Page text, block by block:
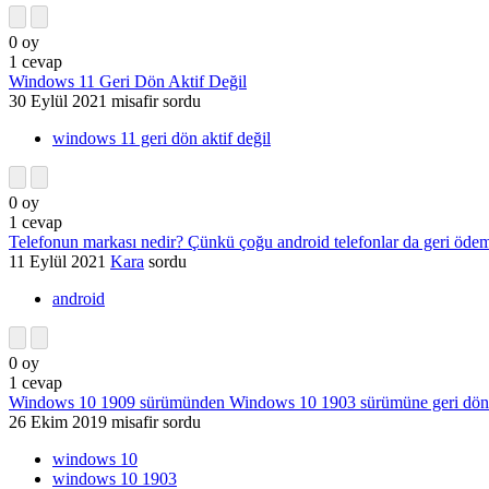
0 oy
1 cevap
Windows 11 Geri Dön Aktif Değil
30 Eylül 2021 misafir sordu
windows 11 geri dön aktif değil
0 oy
1 cevap
Telefonun markası nedir? Çünkü çoğu android telefonlar da geri
11 Eylül 2021 Kara sordu
android
0 oy
1 cevap
Windows 10 1909 sürümünden Windows 10 1903 sürümüne geri
26 Ekim 2019 misafir sordu
windows 10
windows 10 1903